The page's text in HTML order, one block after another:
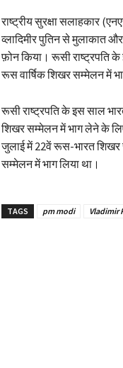
राष्ट्रीय सुरक्षा सलाहकार
व्लादिमीर पुतिन से मुलाकात
फ़ोन किया। रूसी राष्ट्रपति के
रूस वार्षिक शिखर सम्मेलन में
रूसी राष्ट्रपति के इस साल
शिखर सम्मेलन में भाग लेने के लिए
जुलाई में 22वें रूस-भारत शिखर
सम्मेलन में भाग लिया था।
TAGS pm modi Vladimir